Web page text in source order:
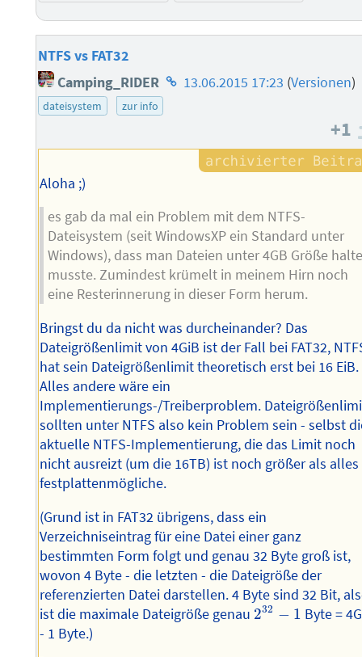
NTFS vs FAT32
Camping_RIDER Homepage
des
13.06.2015 17:23 (Versionen)
dateisystem zur info
+1
Aloha ;)
es gab da mal ein Problem mit dem NTFS-
Dateisystem (seit WindowsXP ein Standard unter
Windows), dass man Dateien unter 4GB Größe
musste. Zumindest krümelt in meinem Hirn noch
eine Resterinnerung in dieser Form herum.
Bringst du da nicht was durcheinander? Das
Dateigrößenlimit von 4GiB ist der Fall bei FAT32,
hat sein Dateigrößenlimit theoretisch erst bei 16 EiB.
Alles andere wäre ein
Implementierungs-/Treiberproblem.
sollten unter NTFS also kein Problem sein - selbst
aktuelle NTFS-Implementierung, die das Limit noch
nicht ausreizt (um die 16TB) ist noch größer als alles
festplattenmögliche.
(Grund ist in FAT32 übrigens, dass ein
Verzeichniseintrag für eine Datei einer ganz
bestimmten Form folgt und genau 32 Byte groß ist,
wovon 4 Byte - die letzten - die Dateigröße der
referenzierten Datei darstellen. 4 Byte sind 32 Bit,
ist die maximale Dateigröße genau 232 − 1
232−1
Byte =
- 1 Byte.)